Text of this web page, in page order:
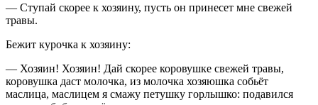
— Ступай скорее к хозяину, пусть он принесет мне свежей
травы.
Бежит курочка к хозяину:
— Хозяин! Хозяин! Дай скорее коровушке свежей травы,
коровушка даст молочка, из молочка хозяюшка собьёт
маслица, маслицем я смажу петушку горлышко: подавился